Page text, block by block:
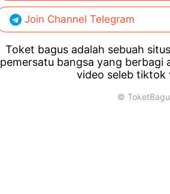
Join Channel Telegram
Toket bagus adalah sebuah
pemersatu bangsa yang berbagi
video seleb tiktok
©